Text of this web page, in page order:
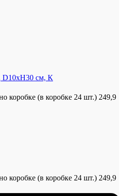
D10xH30 см, К
коробке (в коробке 24 шт.) 249,9
коробке (в коробке 24 шт.) 249,9